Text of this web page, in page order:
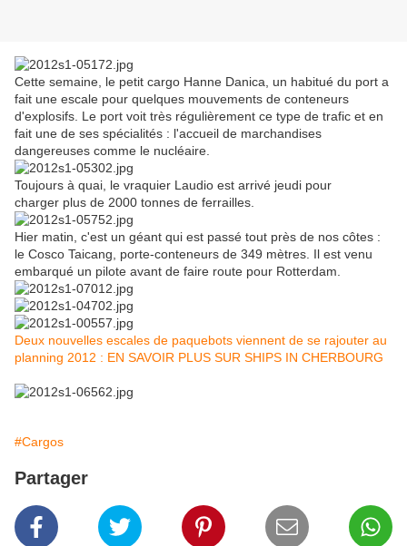
Cette semaine, le petit cargo Hanne Danica, un habitué du port a
fait une escale pour quelques mouvements de conteneurs
d'explosifs. Le port voit très régulièrement ce type de trafic et en
fait une de ses spécialités : l'accueil de marchandises
dangereuses comme le nucléaire.
Toujours à quai, le vraquier Laudio est arrivé jeudi pour
charger plus de 2000 tonnes de ferrailles.
Hier matin, c'est un géant qui est passé tout près de nos côtes :
le Cosco Taicang, porte-conteneurs de 349 mètres. Il est venu
embarqué un pilote avant de faire route pour Rotterdam.
Deux nouvelles escales de paquebots viennent de se rajouter au
planning 2012 : EN SAVOIR PLUS SUR SHIPS IN CHERBOURG
#Cargos
Partager